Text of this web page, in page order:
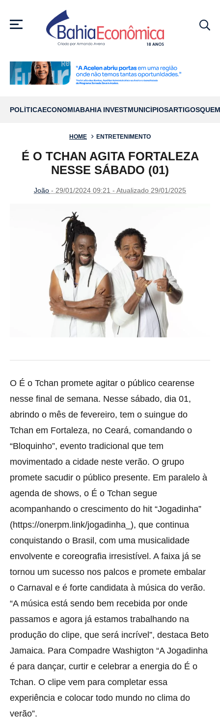
MENU
POLÍTICAECONOMIABAHIA INVESTMUNICÍPIOSARTIGOS
HOME ENTRETENIMENTO
É O TCHAN AGITA FORTALEZA
NESSE SÁBADO (01)
João - 29/01/2024 09:21 - Atualizado 29/01/2025
O É o Tchan promete agitar o público cearense
nesse final de semana. Nesse sábado, dia 01,
abrindo o mês de fevereiro, tem o suingue do
Tchan em Fortaleza, no Ceará, comandando o
“Bloquinho”, evento tradicional que tem
movimentado a cidade neste verão. O grupo
promete sacudir o público presente. Em paralelo à
agenda de shows, o É o Tchan segue
acompanhando o crescimento do hit “Jogadinha”
(https://onerpm.link/jogadinha_), que continua
conquistando o Brasil, com uma musicalidade
envolvente e coreografia irresistível. A faixa já se
tornou um sucesso nos palcos e promete embalar
o Carnaval e é forte candidata à música do verão.
“A música está sendo bem recebida por onde
passamos e agora já estamos trabalhando na
produção do clipe, que será incrível”, destaca Beto
Jamaica. Para Compadre Washigton “A Jogadinha
é para dançar, curtir e celebrar a energia do É o
Tchan. O clipe vem para completar essa
experiência e colocar todo mundo no clima do
verão”.